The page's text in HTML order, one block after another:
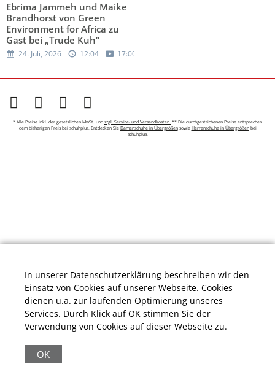
Ebrima Jammeh und Maike
Brandhorst von Green
Environment for Africa zu
Gast bei „Trude Kuh“
24. Juli, 2026 12:04 17:00
* Alle Preise inkl. der gesetzlichen MwSt. und zzgl. Service- und Versandkosten. ** Die durchgestrichenen Preise entsprechen
dem bisherigen Preis bei schuhplus. Entdecken Sie Damenschuhe in Übergrößensowie Herrenschuhe in Übergrößenbei
schuhplus.
|
Bewertungsgrundlage des Anbieters: 13 Verkaufs- und 32
In unserer Datenschutzerklärung beschreiben wir den
Einsatz von Cookies auf unserer Webseite. Cookies
dienen u.a. zur laufenden Optimierung unseres
Services. Durch Klick auf OK stimmen Sie der
Verwendung von Cookies auf dieser Webseite zu.
OK